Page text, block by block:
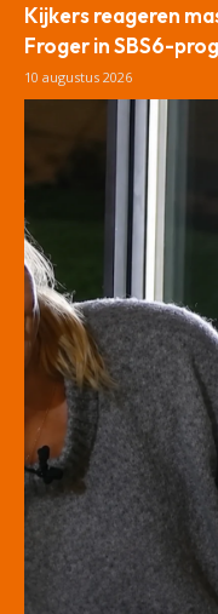
Kijkers reageren
Froger in SBS6-
10 augustus 2026